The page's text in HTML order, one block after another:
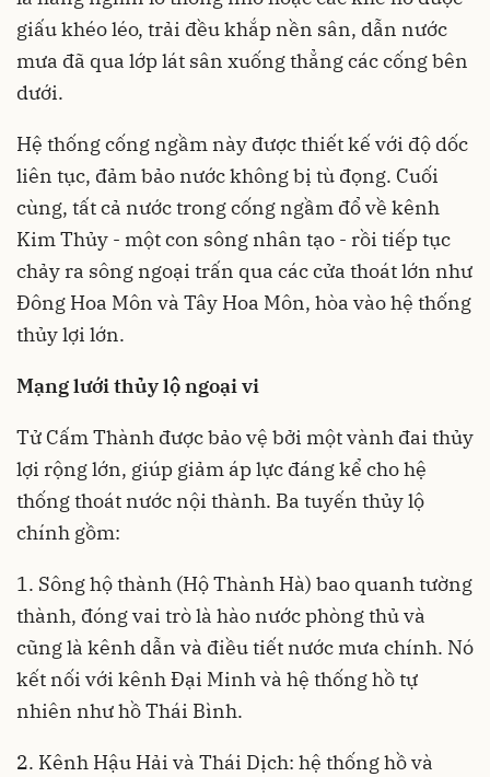
giấu khéo léo, trải đều khắp nền sân, dẫn nước
mưa đã qua lớp lát sân xuống thẳng các cống bên
dưới.
Hệ thống cống ngầm này được thiết kế với độ dốc
liên tục, đảm bảo nước không bị tù đọng. Cuối
cùng, tất cả nước trong cống ngầm đổ về kênh
Kim Thủy - một con sông nhân tạo - rồi tiếp tục
chảy ra sông ngoại trấn qua các cửa thoát lớn như
Đông Hoa Môn và Tây Hoa Môn, hòa vào hệ thống
thủy lợi lớn.
Mạng lưới thủy lộ ngoại vi
Tử Cấm Thành được bảo vệ bởi một vành đai thủy
lợi rộng lớn, giúp giảm áp lực đáng kể cho hệ
thống thoát nước nội thành. Ba tuyến thủy lộ
chính gồm:
1. Sông hộ thành (Hộ Thành Hà) bao quanh tường
thành, đóng vai trò là hào nước phòng thủ và
cũng là kênh dẫn và điều tiết nước mưa chính. Nó
kết nối với kênh Đại Minh và hệ thống hồ tự
nhiên như hồ Thái Bình.
2. Kênh Hậu Hải và Thái Dịch: hệ thống hồ và